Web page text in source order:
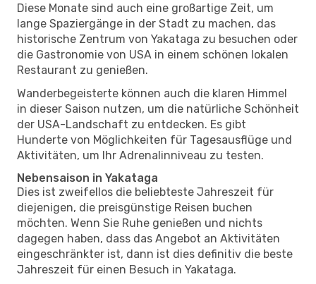
Diese Monate sind auch eine großartige Zeit, um
lange Spaziergänge in der Stadt zu machen, das
historische Zentrum von Yakataga zu besuchen oder
die Gastronomie von USA in einem schönen lokalen
Restaurant zu genießen.
Wanderbegeisterte können auch die klaren Himmel
in dieser Saison nutzen, um die natürliche Schönheit
der USA-Landschaft zu entdecken. Es gibt
Hunderte von Möglichkeiten für Tagesausflüge und
Aktivitäten, um Ihr Adrenalinniveau zu testen.
Nebensaison in Yakataga
Dies ist zweifellos die beliebteste Jahreszeit für
diejenigen, die preisgünstige Reisen buchen
möchten. Wenn Sie Ruhe genießen und nichts
dagegen haben, dass das Angebot an Aktivitäten
eingeschränkter ist, dann ist dies definitiv die beste
Jahreszeit für einen Besuch in Yakataga.